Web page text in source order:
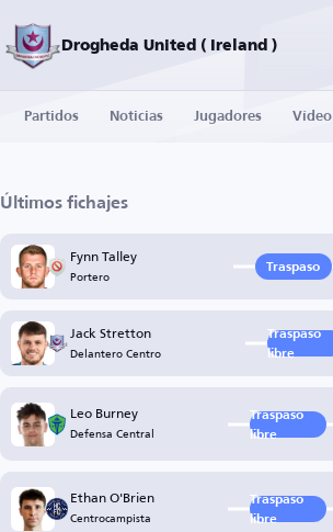
Drogheda United ( Ireland )
Partidos Noticias Jugadores Vídeo
Últimos fichajes
Fynn Talley
Portero Traspaso
Jack Stretton
Delantero Centro
Traspaso
libre
Leo Burney
Defensa Central
Traspaso
libre
Ethan O'Brien
Centrocampista
Traspaso
libre